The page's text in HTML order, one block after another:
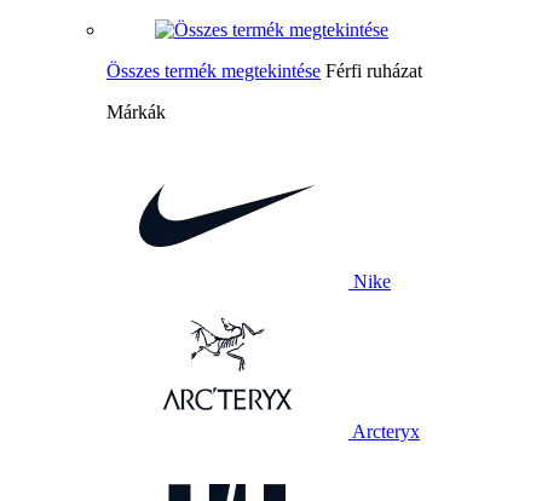
Összes termék megtekintése Férfi ruházat
Márkák
Nike
Arcteryx